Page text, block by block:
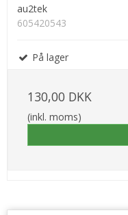
au2tek
605420543
På lager
130,00 DKK
(inkl. moms)